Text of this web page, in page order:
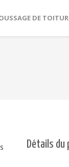
DE
Détails du